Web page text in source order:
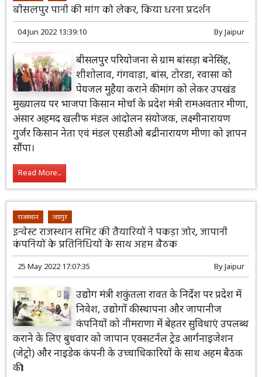
बीसलपुर पानी की मांग को लेकर, किया धरना प्रदर्शन
04 Jun 2022 13:39:10 ByJaipur
बीसलपुर परियोजना से ग्राम बांसड़ा बनेसिंह,
शीशोलाव, गंगवाड़ा, बांस, टोरडा, रवासा को
पेयजल मुहैया कराने की मांग को लेकर उपखंड
मुख्यालय पर भाजपा किसान मोर्चा के प्रदेश मंत्री रामअवतार मीणा,
अंसार अहमद खलीफ मंडल आंदोलन संयोजक, लक्ष्मीनारायण
गुर्जर किसान नेता एवं मंडल एसडीओ बद्रीनारायण मीणा को ज्ञापन
सौंपा।
Read More...
राजस्थान जयपुर
इन्वेस्ट राजस्थान समिट की तैयारियों ने पकड़ा जोर, जापानी
कंपनियों के प्रतिनिधियों के साथ अहम बैठक
25 May 2022 17:07:35 ByJaipur
उद्योग मंत्री शकुंतला रावत के निर्देश पर प्रदेश में
निवेश, उद्योगों की स्थापना और जापानीज
कंपनियों को नीमराणा में बेहतर सुविधाएं उपलब्ध
कराने के लिए बुधवार को जापान एक्सटर्नल ट्रेड आर्गनाइजेशन
(जेट्रो) और नाइडेक कंपनी के उच्चाधिकारियों के साथ अहम बैठक
की।